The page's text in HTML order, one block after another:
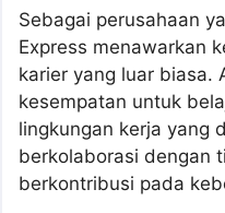
Sebagai perusahaan
Express menawarkan
karier yang luar biasa.
kesempatan untuk
lingkungan kerja yang
berkolaborasi dengan
berkontribusi pada